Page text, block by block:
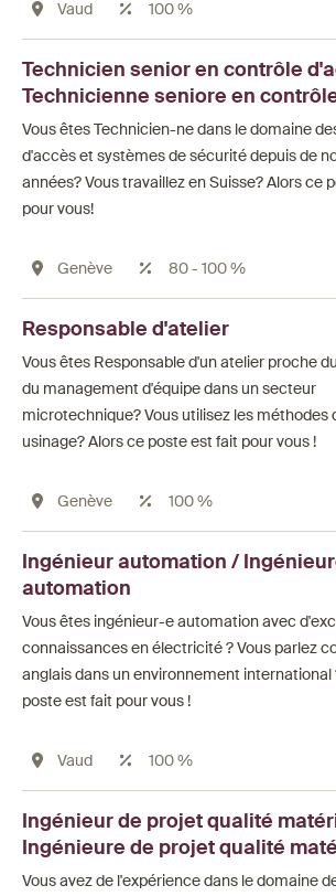
Vaud 100 %
Technicien senior en contrôle
Technicienne seniore en
Vous êtes Technicien-ne dans le domaine
d'accès et systèmes de sécurité depuis de
années? Vous travaillez en Suisse? Alors ce
pour vous!
Genève 80 - 100 %
Responsable d'atelier
Vous êtes Responsable d'un atelier proche
du management d'équipe dans un secteur
microtechnique? Vous utilisez les méthodes
usinage? Alors ce poste est fait pour vous !
Genève 100 %
Ingénieur automation /
automation
Vous êtes ingénieur-e automation avec
connaissances en électricité ? Vous parlez
anglais dans un environnement international
poste est fait pour vous !
Vaud 100 %
Ingénieur de projet qualité
Ingénieure de projet qualité
Vous avez de l'expérience dans le domaine